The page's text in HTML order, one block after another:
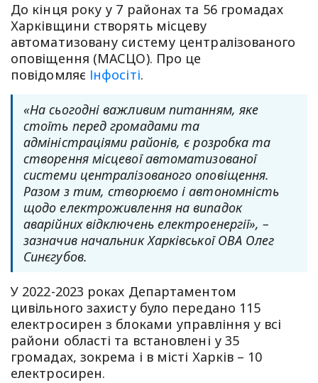
До кінця року у 7 районах та 56 громадах
Харківщини створять місцеву
автоматизовану систему централізованого
оповіщення (МАСЦО). Про це
повідомляє Інфосіті.
«На сьогодні важливим питанням, яке
стоїть перед громадами та
адміністраціями районів, є розробка та
створення місцевої автоматизованої
системи централізованого оповіщення.
Разом з тим, створюємо і автономність
щодо електроживлення на випадок
аварійних відключень електроенергії», –
зазначив начальник Харківської ОВА Олег
Синєгубов.
У 2022-2023 роках Департаментом
цивільного захисту було передано 115
електросирен з блоками управління у всі
райони області та встановлені у 35
громадах, зокрема і в місті Харків – 10
електросирен.